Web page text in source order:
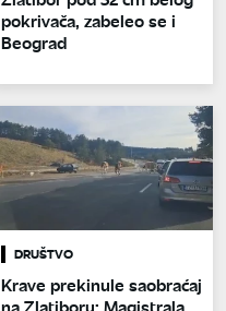
pokrivača, zabeleo se i
Beograd
DRUŠTVO
Krave prekinule saobraćaj
na Zlatiboru: Magistrala